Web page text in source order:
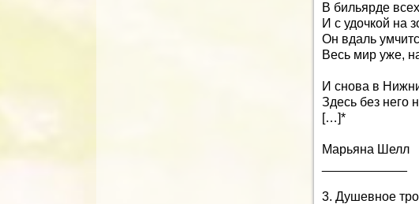
В бильярде
И с удочкой на
Он вдаль
Весь мир уже,
И снова в
Здесь без него
[…]*
Марьяна Шелл
3. Душевное